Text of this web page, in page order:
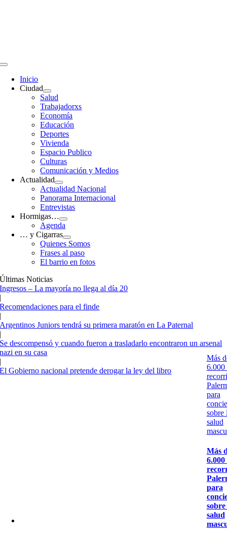
Toggle
Navigation
Inicio
Ciudad
Salud
Trabajadorxs
Economía
Educación
Deportes
Vivienda
Espacio Publico
Culturas
Comunicación y Medios
Actualidad
Actualidad Nacional
Panorama Internacional
Entrevistas
Hormigas…
Agenda
… y Cigarras
Quienes Somos
Frases al paso
El barrio en fotos
Últimas Noticias
Ingresos – La mayoría no llega al día 20
|
Recomendaciones para el finde
|
Argentinos Juniors tendrá su primera maratón en La Paternal
|
Se descompensó y cuando fueron a trasladarlo encontraron un arsenal
nazi en su casa
|
El Gobierno nacional pretende derogar la ley del libro
Más
6.000
para
sobre
salud
Más
6.000
para
sobre
salud